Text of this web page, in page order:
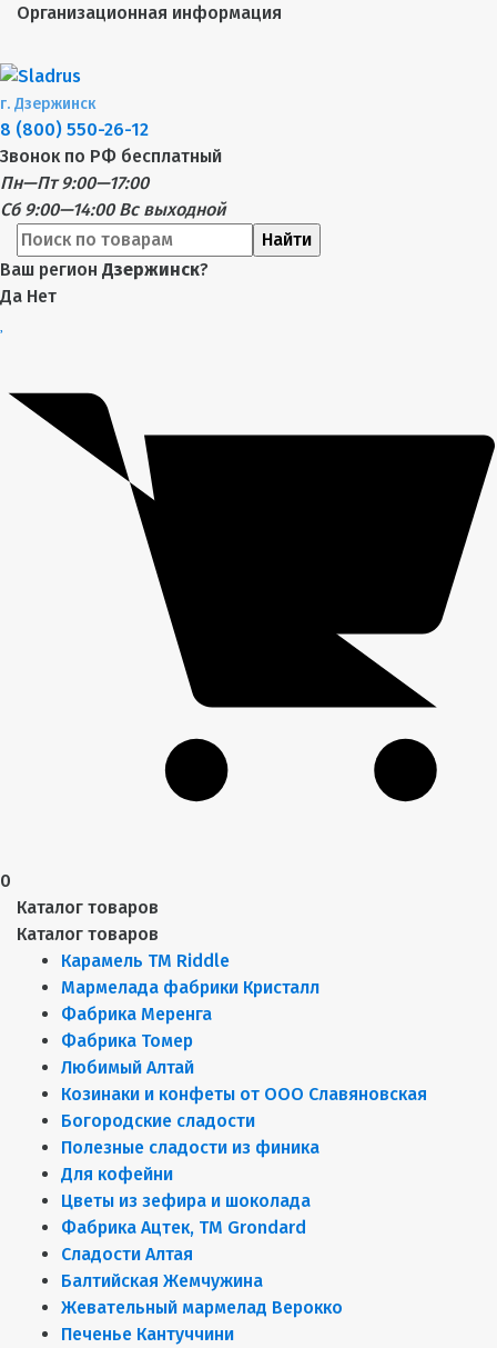
Организационная информация
г. Дзержинск
8 (800) 550-26-12
Звонок по РФ бесплатный
Пн—Пт 9:00—17:00
Сб 9:00—14:00 Вс выходной
Найти
Ваш регион Дзержинск?
Да Нет
0
Каталог товаров
Каталог товаров
Карамель ТМ Riddle
Мармелада фабрики Кристалл
Фабрика Меренга
Фабрика Томер
Любимый Алтай
Козинаки и конфеты от ООО Славяновская
Богородские сладости
Полезные сладости из финика
Для кофейни
Цветы из зефира и шоколада
Фабрика Ацтек, ТМ Grondard
Сладости Алтая
Балтийская Жемчужина
Жевательный мармелад Верокко
Печенье Кантуччини